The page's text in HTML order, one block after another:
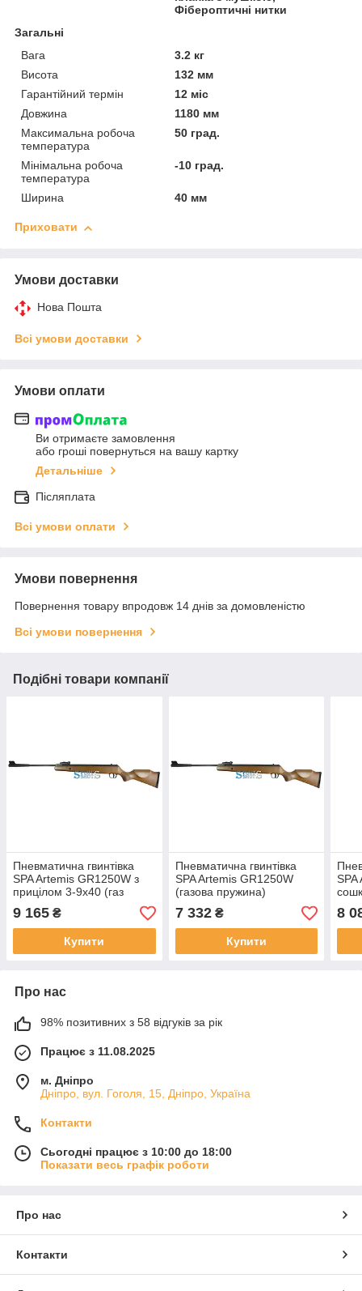
Фібероптичні нитки
Загальні
Вага
3.2 кг
Висота
132 мм
Гарантійний термін
12 міс
Довжина
1180 мм
Максимальна робоча
температура
50 град.
Мінімальна робоча
температура
-10 град.
Ширина 40 мм
Приховати
Умови доставки
Нова Пошта
Всі умови доставки
Умови оплати
Ви отримаєте замовлення
або гроші повернуться на вашу картку
Детальніше
Післяплата
Всі умови оплати
Умови повернення
Повернення товару впродовж 14 днів за домовленістю
Всі умови повернення
Подібні товари компанії
Пневматична гвинтівка
SPA Artemis GR1250W з
прицілом 3-9x40 (газ
пружина, ОП)
9 165 ₴
Купити
Пневматична гвинтівка
SPA Artemis GR1250W
(газова пружина)
7 332₴
Купити
SPA
8
Про нас
98% позитивних з 58 відгуків за рік
Працює з 11.08.2025
м. Дніпро
Дніпро, вул. Гоголя, 15, Дніпро, Україна
Контакти
Сьогодні працює з 10:00 до 18:00
Показати весь графік роботи
Про нас
Контакти